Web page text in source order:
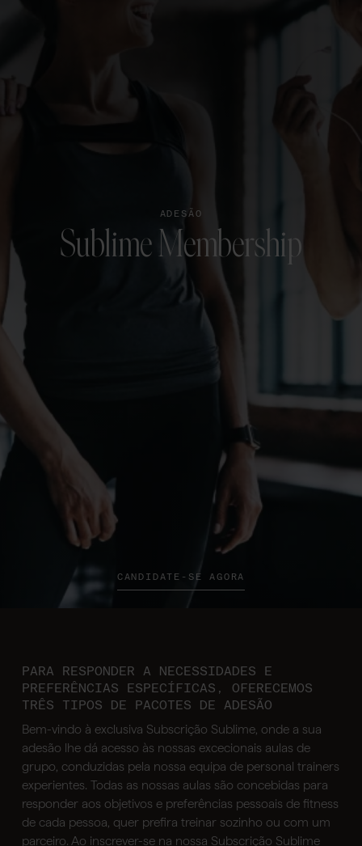
ADESÃO
Sublime Membership
CANDIDATE-SE AGORA
PARA RESPONDER A NECESSIDADES E
PREFERÊNCIAS ESPECÍFICAS, OFERECEMOS
TRÊS TIPOS DE PACOTES DE ADESÃO
Bem-vindo à exclusiva Subscrição Sublime, onde a sua
adesão lhe dá acesso às nossas excecionais aulas de
grupo, conduzidas pela nossa equipa de personal trainers
experientes. Todas as nossas aulas são concebidas para
responder aos objetivos e preferências pessoais de fitness
de cada pessoa, quer prefira treinar sozinho ou com um
parceiro. Ao inscrever-se na nossa Subscrição Sublime